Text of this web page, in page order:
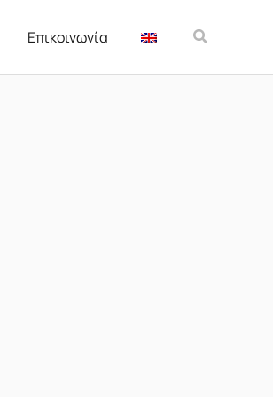
Επικοινωνία Αναζήτηση